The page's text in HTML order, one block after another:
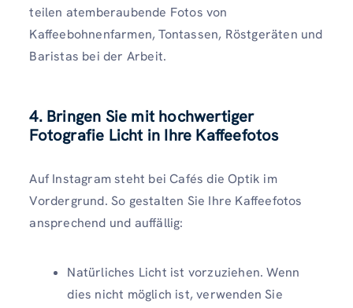
teilen atemberaubende Fotos von
Kaffeebohnenfarmen, Tontassen, Röstgeräten und
Baristas bei der Arbeit.
4. Bringen Sie mit hochwertiger
Fotografie Licht in Ihre Kaffeefotos
Auf Instagram steht bei Cafés die Optik im
Vordergrund. So gestalten Sie Ihre Kaffeefotos
ansprechend und auffällig:
Natürliches Licht ist vorzuziehen. Wenn
dies nicht möglich ist, verwenden Sie